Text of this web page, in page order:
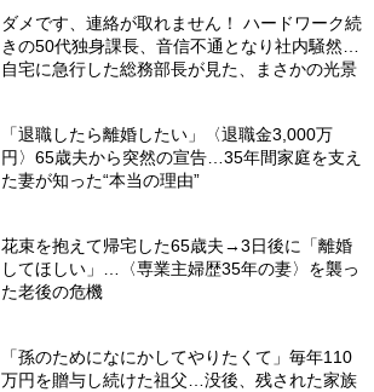
ダメです、連絡が取れません！ ハードワーク続
きの50代独身課長、音信不通となり社内騒然…
自宅に急行した総務部長が見た、まさかの光景
「退職したら離婚したい」〈退職金3,000万
円〉65歳夫から突然の宣告…35年間家庭を支え
た妻が知った“本当の理由”
花束を抱えて帰宅した65歳夫→3日後に「離婚
してほしい」…〈専業主婦歴35年の妻〉を襲っ
た老後の危機
「孫のためになにかしてやりたくて」毎年110
万円を贈与し続けた祖父…没後、残された家族